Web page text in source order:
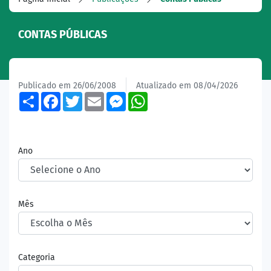
CONTAS PÚBLICAS
Publicado em 26/06/2008 Atualizado em 08/04/2026
ShareFacebook
TwitterEmailMessenger
Ano
Mês
Categoria